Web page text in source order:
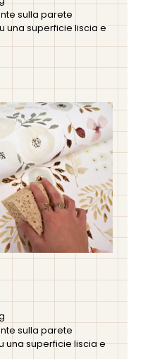
sulla parete
una superficie liscia e
sulla parete
una superficie liscia e